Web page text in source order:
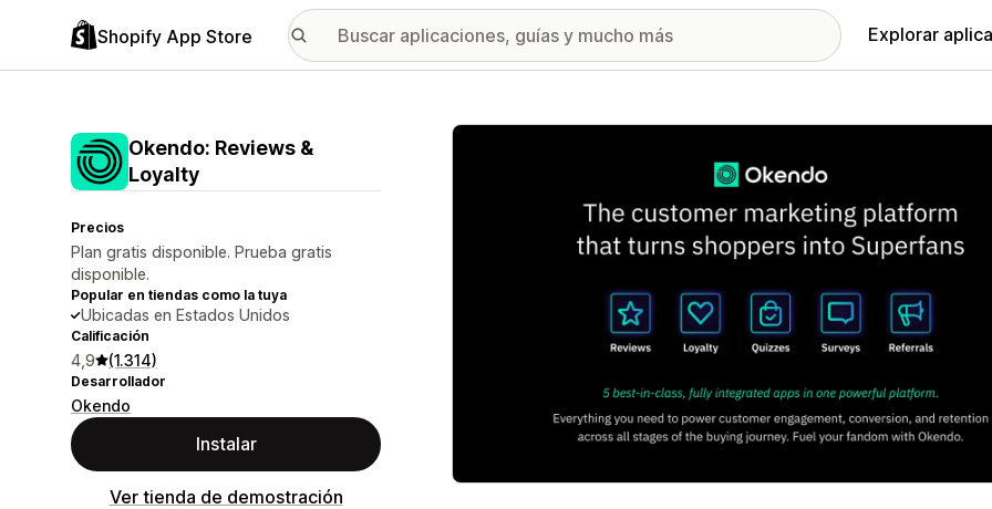
Shopify App Store Explorar
Okendo: Reviews &
Loyalty
Precios
Plan gratis disponible. Prueba gratis
disponible.
Popular en tiendas como la tuya
Ubicadas en Estados Unidos
Calificación
4,9 (1.314)
Desarrollador
Okendo
Instalar
Ver tienda de demostración
Galería de imágenes destacadas